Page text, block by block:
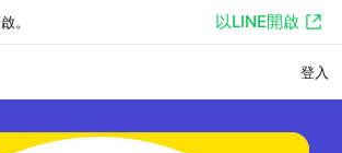
。 以LINE開啟
登入